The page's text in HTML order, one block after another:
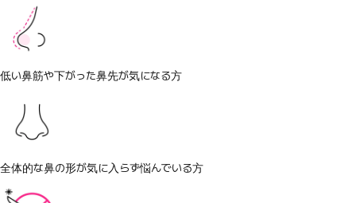
低い鼻筋や下がった鼻先が気になる方
全体的な鼻の形が気に入らず悩んでいる方